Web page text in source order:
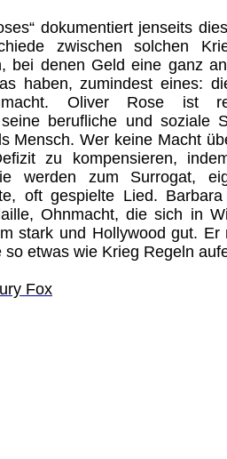
dokumentiert jenseits
zwischen solchen
bei denen Geld eine ganz
haben, zumindest eines:
Oliver Rose ist
berufliche und soziale
Mensch. Wer keine Macht
zu kompensieren,
werden zum Surrogat,
oft gespielte Lied.
Ohnmacht, die sich in
stark und Hollywood gut. Er
so etwas wie Krieg Regeln
Fox